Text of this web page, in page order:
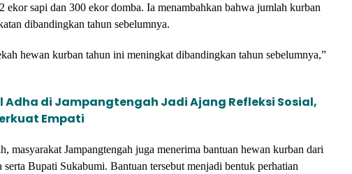
ekor sapi dan 300 ekor domba. Ia menambahkan bahwa jumlah kurban
dibandingkan tahun sebelumnya.
hewan kurban tahun ini meningkat dibandingkan tahun sebelumnya,”
Adha di Jampangtengah Jadi Ajang Refleksi Sosial,
Empati
masyarakat Jampangtengah juga menerima bantuan hewan kurban dari
Bupati Sukabumi. Bantuan tersebut menjadi bentuk perhatian